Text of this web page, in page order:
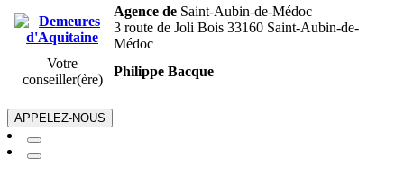
Agence de Saint-Aubin-de-Médoc
3 route de Joli Bois 33160 Saint-Aubin-de-
Médoc
Votre
conseiller(ère)
Philippe Bacque
APPELEZ-NOUS